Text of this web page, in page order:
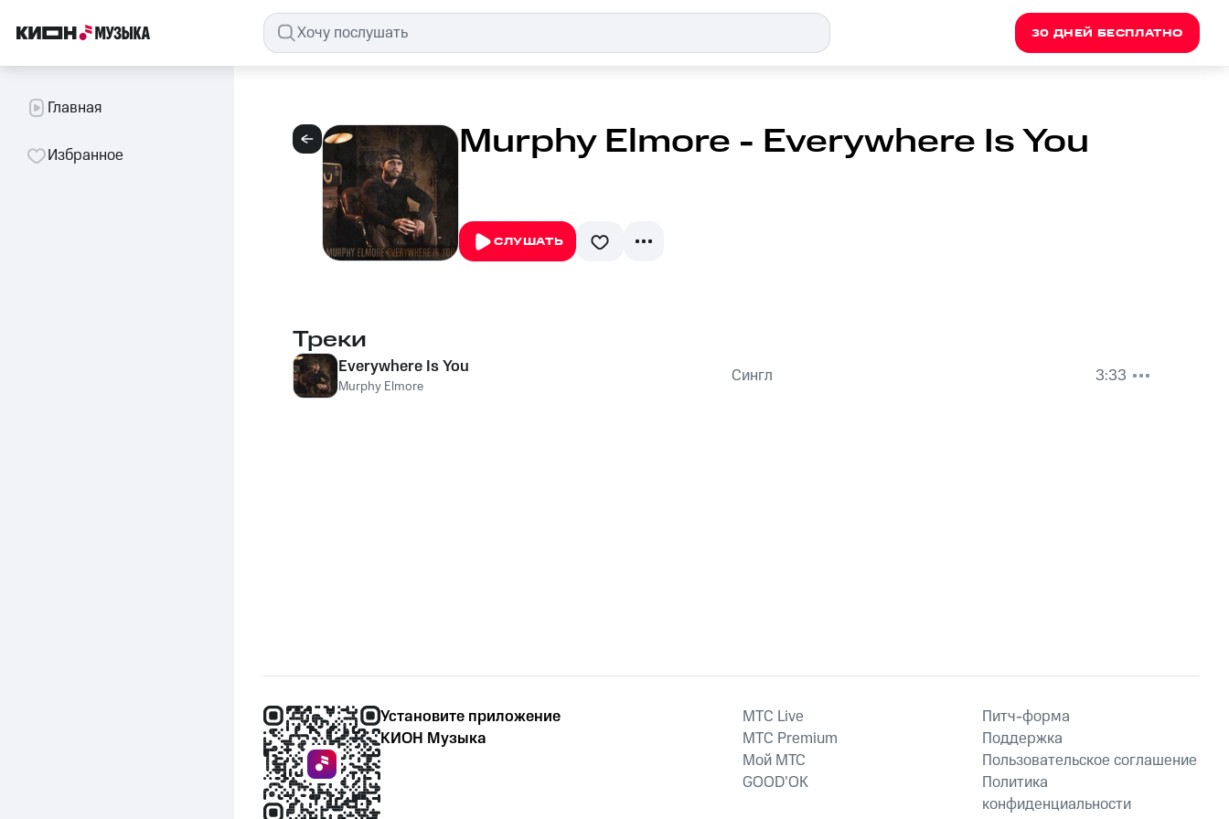
30 ДНЕЙ БЕСПЛАТНО
Главная
Избранное Murphy Elmore - Everywhere Is You
СЛУШАТЬ
Треки
Everywhere Is You
Murphy Elmore Сингл 3:33
Установите приложение
КИОН Музыка
MTС Live
MTС Premium
Мой МТС
GOOD’OK
Питч-форма
Поддержка
Пользовательское соглашение
Политика
конфиденциальности